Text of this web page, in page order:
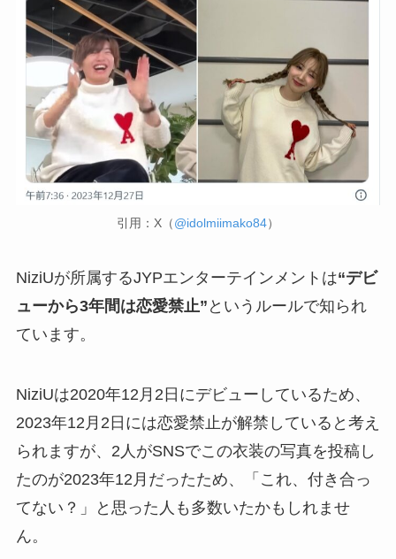
引用：X（@idolmiimako84）
NiziUが所属するJYPエンターテインメントは“デビ
ューから3年間は恋愛禁止” というルールで知られ
ています。
NiziUは2020年12月2日にデビューしているため、
2023年12月2日には恋愛禁止が解禁していると考え
られますが、2人がSNSでこの衣装の写真を投稿し
たのが2023年12月だったため、「これ、付き合っ
てない？」と思った人も多数いたかもしれませ
ん。